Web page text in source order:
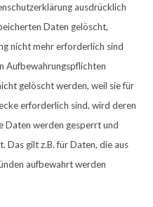
ausdrücklich
Daten gelöscht,
nicht mehr erforderlich sind
Aufbewahrungspflichten
gelöscht werden, weil sie für
erforderlich sind, wird deren
Daten werden gesperrt und
gilt z.B. für Daten, die aus
aufbewahrt werden